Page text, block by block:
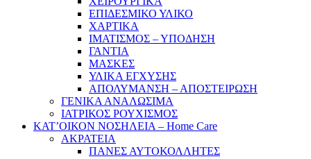
ΕΠΙΔΕΣΜΙΚΟ ΥΛΙΚΟ
ΧΑΡΤΙΚΑ
ΙΜΑΤΙΣΜΟΣ – ΥΠΟΔΗΣΗ
ΓΑΝΤΙΑ
ΜΑΣΚΕΣ
ΥΛΙΚΑ ΕΓΧΥΣΗΣ
ΑΠΟΛΥΜΑΝΣΗ – ΑΠΟΣΤΕΙΡΩΣΗ
ΓΕΝΙΚΑ ΑΝΑΛΩΣΙΜΑ
ΙΑΤΡΙΚΟΣ ΡΟΥΧΙΣΜΟΣ
ΚΑΤ’ΟΙΚΟΝ ΝΟΣΗΛΕΙΑ – Home Care
ΑΚΡΑΤΕΙΑ
ΠΑΝΕΣ ΑΥΤΟΚΟΛΛΗΤΕΣ